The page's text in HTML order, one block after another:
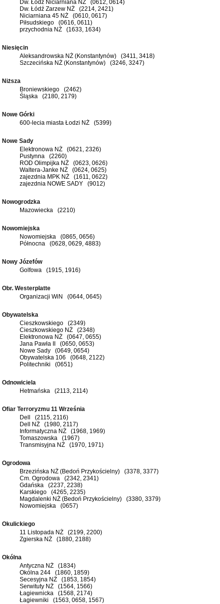
Dw. Łódź Niciarniana NŻ (0612, 0614)
Dw. Łódź Zarzew NŻ (2214, 2421)
Niciarniana 45 NŻ (0610, 0617)
Piłsudskiego (0616, 0611)
przychodnia NŻ (1633, 1634)
Niesięcin
Aleksandrowska NŻ (Konstantynów) (3411, 3418)
Szczecińska NŻ (Konstantynów) (3246, 3247)
Niższa
Broniewskiego (2462)
Śląska (2180, 2179)
Nowe Górki
600-lecia miasta Łodzi NŻ (5399)
Nowe Sady
Elektronowa NŻ (0621, 2326)
Pustynna (2260)
ROD Olimpijka NŻ (0623, 0626)
Waltera-Janke NŻ (0624, 0625)
zajezdnia MPK NŻ (1611, 0622)
zajezdnia NOWE SADY (9012)
Nowogrodzka
Mazowiecka (2210)
Nowomiejska
Nowomiejska (0865, 0656)
Północna (0628, 0629, 4883)
Nowy Józefów
Golfowa (1915, 1916)
Obr. Westerplatte
Organizacji WiN (0644, 0645)
Obywatelska
Cieszkowskiego (2349)
Cieszkowskiego NŻ (2348)
Elektronowa NŻ (0647, 0655)
Jana Pawła II (0650, 0653)
Nowe Sady (0649, 0654)
Obywatelska 106 (0648, 2122)
Politechniki (0651)
Odnowiciela
Hetmańska (2113, 2114)
Ofiar Terroryzmu 11 Września
Dell (2115, 2116)
Dell NŻ (1980, 2117)
Informatyczna NŻ (1968, 1969)
Tomaszowska (1967)
Transmisyjna NŻ (1970, 1971)
Ogrodowa
Brzezińska NŻ (Bedoń Przykościelny) (3378, 3377)
Cm. Ogrodowa (2342, 2341)
Gdańska (2237, 2238)
Karskiego (4265, 2235)
Magdalenki NŻ (Bedoń Przykościelny) (3380, 3379)
Nowomiejska (0657)
Okulickiego
11 Listopada NŻ (2199, 2200)
Zgierska NŻ (1880, 2188)
Okólna
Antyczna NŻ (1834)
Okólna 244 (1860, 1859)
Secesyjna NŻ (1853, 1854)
Serwituty NŻ (1564, 1566)
Łagiewnicka (1568, 2174)
Łagiewniki (1563, 0658, 1567)